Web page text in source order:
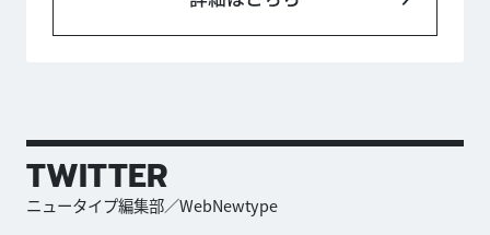
TWITTER
ニュータイプ編集部／WebNewtype